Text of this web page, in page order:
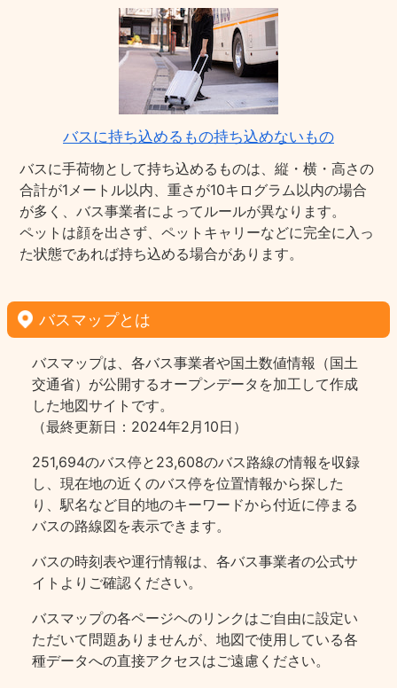
バスに持ち込めるもの持ち込めないもの
バスに手荷物として持ち込めるものは、縦・横・高さの
合計が1メートル以内、重さが10キログラム以内の場合
が多く、バス事業者によってルールが異なります。
ペットは顔を出さず、ペットキャリーなどに完全に入っ
た状態であれば持ち込める場合があります。
バスマップとは
バスマップは、各バス事業者や国土数値情報（国土
交通省）が公開するオープンデータを加工して作成
した地図サイトです。
（最終更新日：2024年2月10日）
251,694のバス停と23,608のバス路線の情報を収録
し、現在地の近くのバス停を位置情報から探した
り、駅名など目的地のキーワードから付近に停まる
バスの路線図を表示できます。
バスの時刻表や運行情報は、各バス事業者の公式サ
イトよりご確認ください。
バスマップの各ページヘのリンクはご自由に設定い
ただいて問題ありませんが、地図で使用している各
種データへの直接アクセスはご遠慮ください。